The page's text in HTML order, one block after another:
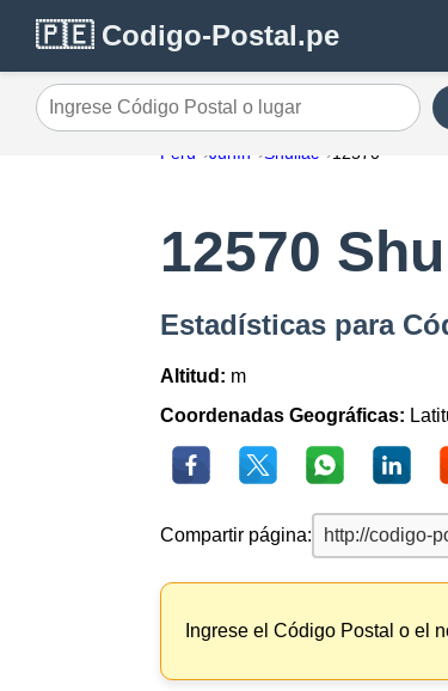
🇵🇪 Codigo-Postal.pe
Ingrese Código Postal o lugar
Perú Junín Shullac 12570
12570
Estadísticas para
Altitud: m
Coordenadas Geográficas:
Compartir página:
Ingrese el Código Postal o el